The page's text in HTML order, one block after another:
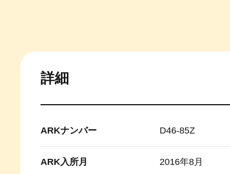
詳細
ARKナンバー D46-85Z
ARK入所月 2016年8月